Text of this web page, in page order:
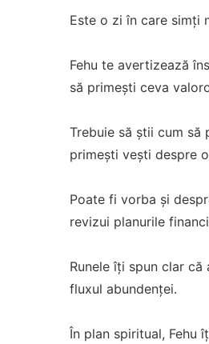
Este o zi în care simți
Fehu te avertizează
să primești ceva
Trebuie să știi cum să
primești vești despre
Poate fi vorba și
revizui planurile
Runele îți spun clar
fluxul abundenței.
În plan spiritual, Fehu